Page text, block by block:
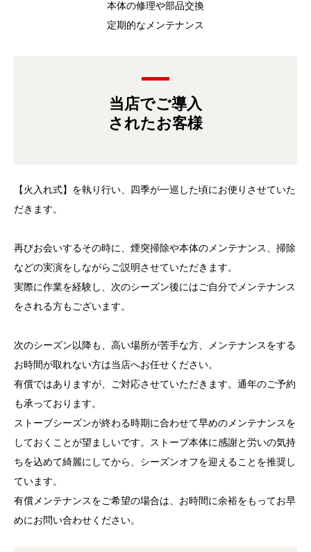
本体の修理や部品交換
定期的なメンテナンス
当店でご導入
されたお客様
【火入れ式】を執り行い、四季が一巡した頃にお便りさせていた
だきます。
再びお会いするその時に、煙突掃除や本体のメンテナンス、掃除
などの実演をしながらご説明させていただきます。
実際に作業を経験し、次のシーズン後にはご自分でメンテナンス
をされる方もございます。
次のシーズン以降も、高い場所が苦手な方、メンテナンスをする
お時間が取れない方は当店へお任せください。
有償ではありますが、ご対応させていただきます。通年のご予約
も承っております。
ストーブシーズンが終わる時期に合わせて早めのメンテナンスを
しておくことが望ましいです。ストーブ本体に感謝と労いの気持
ちを込めて綺麗にしてから、シーズンオフを迎えることを推奨し
ています。
有償メンテナンスをご希望の場合は、お時間に余裕をもってお早
めにお問い合わせください。